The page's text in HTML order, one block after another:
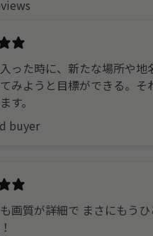
った時に、新たな場所や地
みようと目標ができる。そ
す。
buyer
画質が詳細で まさにもう